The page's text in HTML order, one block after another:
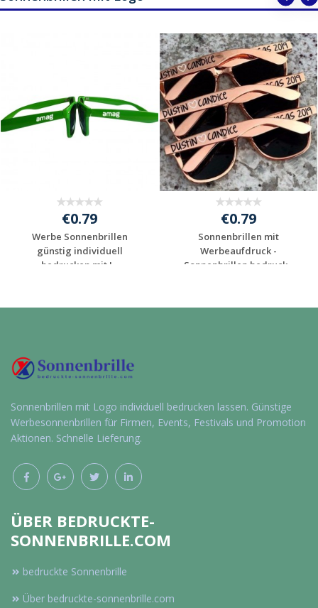
€0.79
Werbe Sonnenbrillen
günstig individuell
bedrucken mit I...
anfragen
€0.79
Sonnenbrillen mit
Werbeaufdruck -
Sonnenbrillen bedruck...
anfragen
Sonnenbrillen mit Logo individuell bedrucken lassen. Günstige
Werbesonnenbrillen für Firmen, Events, Festivals und Promotion
Aktionen. Schnelle Lieferung.
ÜBER BEDRUCKTE-
SONNENBRILLE.COM
bedruckte Sonnenbrille
Über bedruckte-sonnenbrille.com